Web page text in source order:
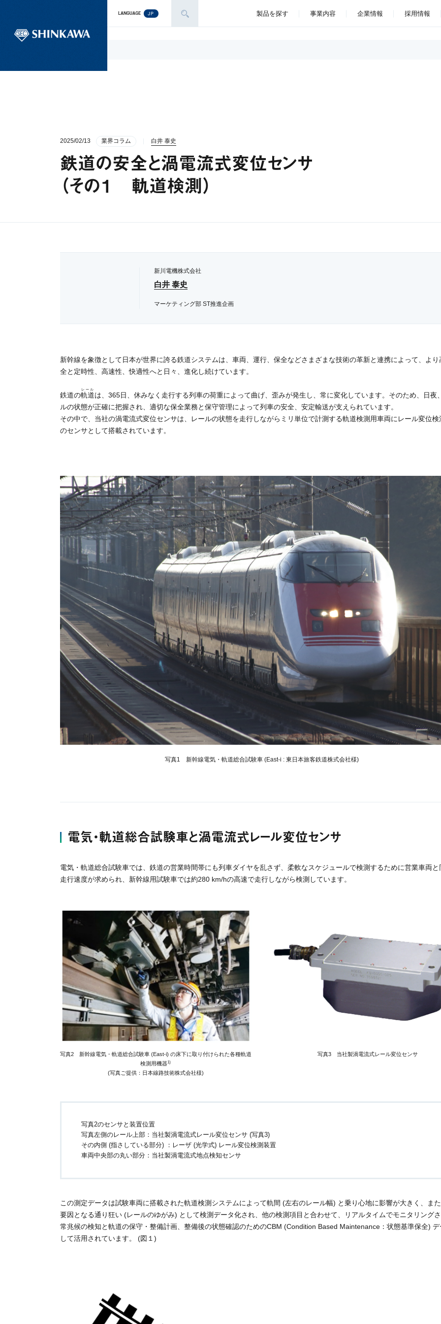
LANGUAGE JP 製品を探す 事業内容 企業情報 採用情報
2025/02/13 業界コラム 白井 泰史
鉄道の安全と渦電流式変位センサ
（その１ 軌道検測）
新川電機株式会社
白井 泰史
マーケティング部 ST推進企画
新幹線を象徴として日本が世界に誇る鉄道システムは、車両、運行、保全などさまざまな技術の革新と連携によって、より
全と定時性、高速性、快適性へと日々、進化し続けています。
鉄道の軌道
レール
は、365日、休みなく走行する列車の荷重によって曲げ、歪みが発生し、常に変化しています。そのため、日夜
ルの状態が正確に把握され、適切な保全業務と保守管理によって列車の安全、安定輸送が支えられています。
その中で、当社の渦電流式変位センサは、レールの状態を走行しながらミリ単位で計測する軌道検測用車両にレール変位検
のセンサとして搭載されています。
写真1 新幹線電気・軌道総合試験車 (East-i : 東日本旅客鉄道株式会社様)
電気・軌道総合試験車と渦電流式レール変位センサ
電気・軌道総合試験車では、鉄道の営業時間帯にも列車ダイヤを乱さず、柔軟なスケジュールで検測するために営業車両と
走行速度が求められ、新幹線用試験車では約280 km/hの高速で走行しながら検測しています。
写真2 新幹線電気・軌道総合試験車 (East-i) の床下に取り付けられた各種軌道
検測用機器1)
(写真ご提供：日本線路技術株式会社様)
写真3 当社製渦電流式レール変位センサ
写真2のセンサと装置位置
写真左側のレール上部：当社製渦電流式レール変位センサ (写真3)
その内側 (指さしている部分) ：レーザ (光学式) レール変位検測装置
車両中央部の丸い部分：当社製渦電流式地点検知センサ
この測定データは試験車両に搭載された軌道検測システムによって軌間 (左右のレール幅) と乗り心地に影響が大きく、ま
要因となる通り狂い (レールのゆがみ) として検測データ化され、他の検測項目と合わせて、リアルタイムでモニタリング
常兆候の検知と軌道の保守・整備計画、整備後の状態確認のためのCBM (Condition Based Maintenance：状態基準保全)
して活用されています。 (図１)